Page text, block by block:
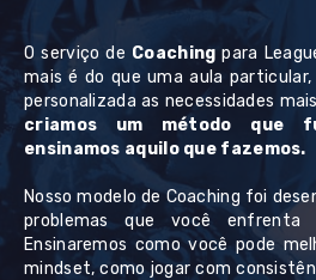
O serviço de Coaching para
mais é do que uma aula
personalizada as necessidades
criamos um método que
ensinamos aquilo que fazemos.
Nosso modelo de Coaching foi
problemas que você enfrenta
Ensinaremos como você pode
mindset, como jogar com